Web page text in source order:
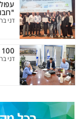
דני ברנר,
100 במצוינות
דני ברנר,